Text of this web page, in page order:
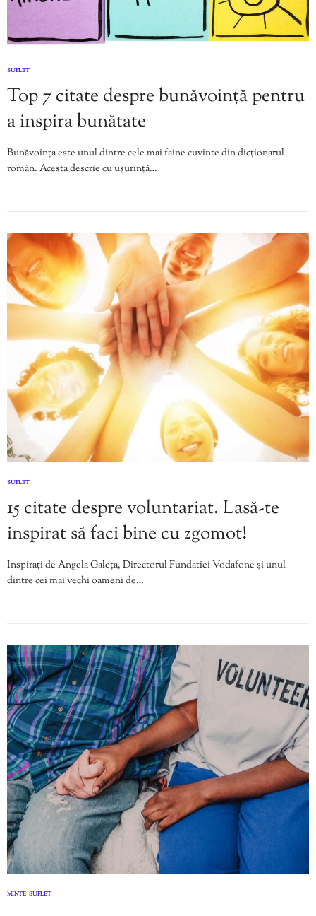
SUFLET
Top 7 citate despre bunăvoință pentru
a inspira bunătate
Bunăvoința este unul dintre cele mai faine cuvinte din dicționarul
român. Acesta descrie cu ușurință…
SUFLET
15 citate despre voluntariat. Lasă-te
inspirat să faci bine cu zgomot!
Inspirați de Angela Galeța, Directorul Fundatiei Vodafone și unul
dintre cei mai vechi oameni de…
MINTE SUFLET